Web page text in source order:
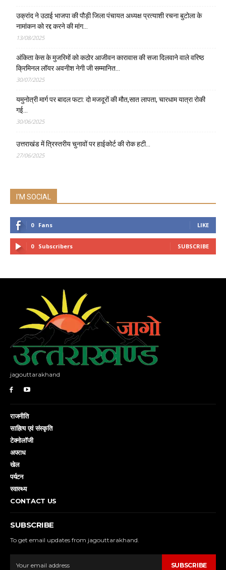
उक्रांद ने उठाई भाजपा की पौड़ी जिला पंचायत अध्यक्ष प्रत्याशी रचना बुटोला के
नामांकन को रद्द करने की मांग…
13/08/2025
अंकिता केस के मुजरिमों को कठोर आजीवन कारावास की सजा दिलवाने वाले वरिष्ठ
क्रिमिनल लॉयर अवनीश नेगी जी सम्मानित…
30/07/2025
यमुनोत्री मार्ग पर बादल फटा: दो मजदूरों की मौत,सात लापता, चारधाम यात्रा रोकी
गई…
30/06/2025
उत्तराखंड में त्रिस्तरीय चुनावों पर हाईकोर्ट की रोक हटी…
27/06/2025
I'M SOCIAL
0 Fans LIKE
0 Subscribers SUBSCRIBE
jagouttarakhand
राजनीति
साहित्य एवं संस्कृति
टेक्नोलॉजी
अपराध
खेल
पर्यटन
स्वास्थ्य
CONTACT US
SUBSCRIBE
To get email updates from jagouttarakhand.
SUBSCRIBE